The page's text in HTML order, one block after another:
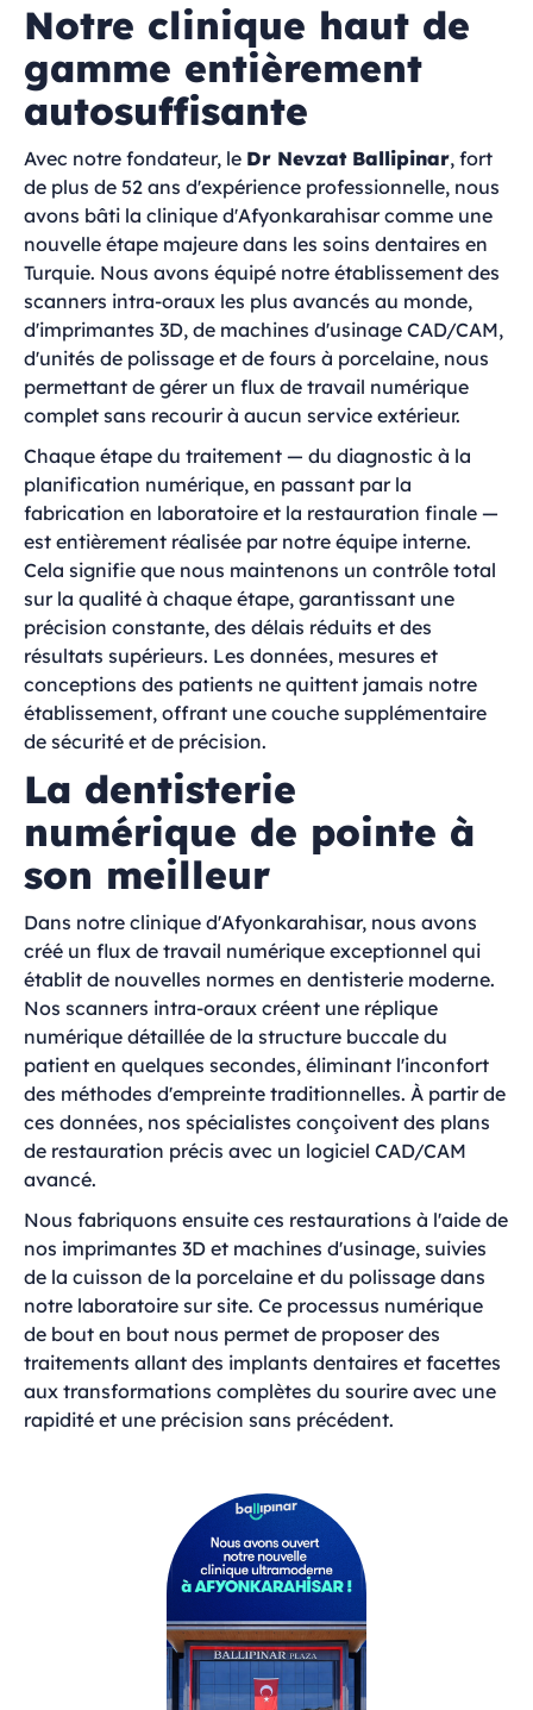
Notre clinique haut de
gamme entièrement
autosuffisante
Avec notre fondateur, le Dr Nevzat Ballipinar, fort
de plus de 52 ans d'expérience professionnelle, nous
avons bâti la clinique d'Afyonkarahisar comme une
nouvelle étape majeure dans les soins dentaires en
Turquie. Nous avons équipé notre établissement des
scanners intra-oraux les plus avancés au monde,
d'imprimantes 3D, de machines d'usinage CAD/CAM,
d'unités de polissage et de fours à porcelaine, nous
permettant de gérer un flux de travail numérique
complet sans recourir à aucun service extérieur.
Chaque étape du traitement — du diagnostic à la
planification numérique, en passant par la
fabrication en laboratoire et la restauration finale —
est entièrement réalisée par notre équipe interne.
Cela signifie que nous maintenons un contrôle total
sur la qualité à chaque étape, garantissant une
précision constante, des délais réduits et des
résultats supérieurs. Les données, mesures et
conceptions des patients ne quittent jamais notre
établissement, offrant une couche supplémentaire
de sécurité et de précision.
La dentisterie
numérique de pointe à
son meilleur
Dans notre clinique d'Afyonkarahisar, nous avons
créé un flux de travail numérique exceptionnel qui
établit de nouvelles normes en dentisterie moderne.
Nos scanners intra-oraux créent une réplique
numérique détaillée de la structure buccale du
patient en quelques secondes, éliminant l'inconfort
des méthodes d'empreinte traditionnelles. À partir de
ces données, nos spécialistes conçoivent des plans
de restauration précis avec un logiciel CAD/CAM
avancé.
Nous fabriquons ensuite ces restaurations à l'aide de
nos imprimantes 3D et machines d'usinage, suivies
de la cuisson de la porcelaine et du polissage dans
notre laboratoire sur site. Ce processus numérique
de bout en bout nous permet de proposer des
traitements allant des implants dentaires et facettes
aux transformations complètes du sourire avec une
rapidité et une précision sans précédent.